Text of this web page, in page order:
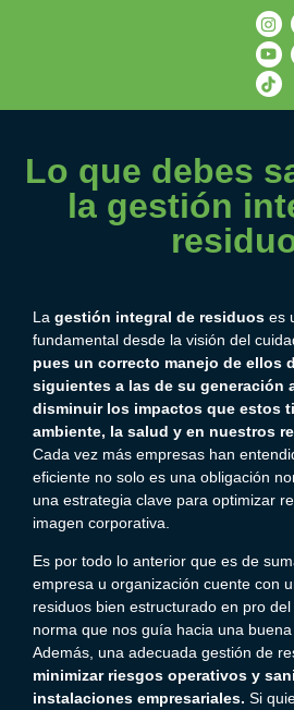
Lo que debes
la gestión
La gestión integral de residuos es
fundamental desde la visión del
pues un correcto manejo de ellos
siguientes a las de su generación
disminuir los impactos que estos
ambiente, la salud y en nuestros
Cada vez más empresas han
eficiente no solo es una obligación
una estrategia clave para optimizar
imagen corporativa.
Es por todo lo anterior que es de
empresa u organización cuente con
residuos bien estructurado en pro
norma que nos guía hacia una
Además, una adecuada gestión de
minimizar riesgos operativos y
instalaciones empresariales. Si